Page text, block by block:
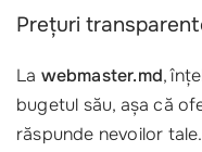
Prețuri
La webmaster.md,
bugetul său, așa că
răspunde nevoilor